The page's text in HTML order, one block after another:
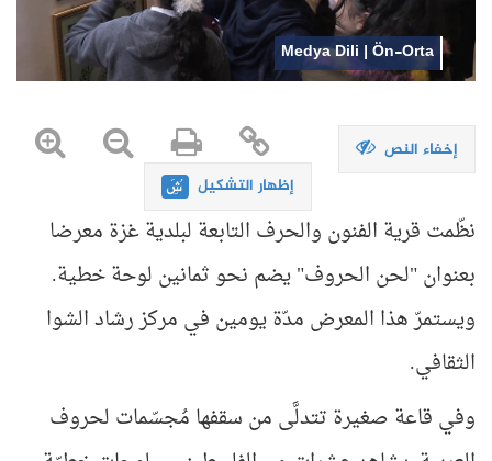
Medya Dili | Ön-Orta
إخفاء النص
إظهار التشكيل
نظّمت قرية الفنون والحرف التابعة لبلدية غزة معرضا
بعنوان "لحن الحروف" يضم نحو ثمانين لوحة خطية.
ويستمرّ هذا المعرض مدّة يومين في مركز رشاد الشوا
الثقافي.
وفي قاعة صغيرة تتدلَّى من سقفها مُجسّمات لحروف